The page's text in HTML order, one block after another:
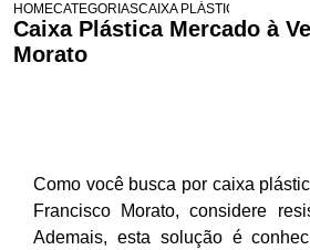
HOMECATEGORIASCAIXA PLÁSTICA
Caixa Plástica Mercado à
Morato
Como você busca por caixa
Francisco Morato, considere
Ademais, esta solução é